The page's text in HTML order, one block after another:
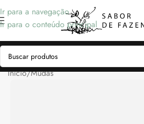
Ir para a navegação
Ir para o conteúdo principal
Início/Mudas